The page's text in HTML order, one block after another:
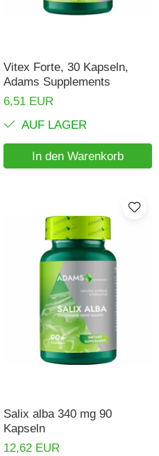
Sonstiges
Zubehör
Shaker
Flakons
Sporttaschen
Proteinriegel
Haare, Haut und Nägel
Hormonstörungen
Immunität
Knochensystem
Kreislaufsystem
Migräne
Muskelkrämpfe
Muskelsystem
Nervensystem
Nieren
Okulare
Schilddrüse
Schlaf
Vitex Forte, 30 Kapseln,
Adams Supplements
6,51 EUR
AUF LAGER
In den Warenkorb
Salix alba 340 mg 90
Kapseln
12,62 EUR